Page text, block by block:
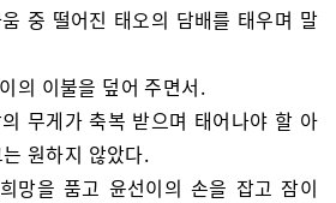
중 떨어진 태오의 담배를 태우며 말
의 이불을 덮어 주면서.
무게가 축복 받으며 태어나야 할 아
원하지 않았다.
망을 품고 윤선이의 손을 잡고 잠이